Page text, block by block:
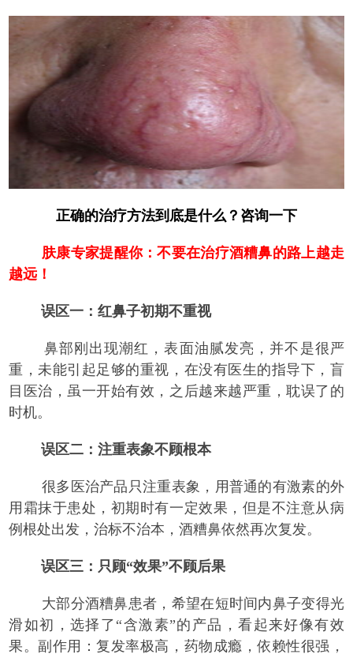
正确的治疗方法到底是什么？咨询一下
肤康专家提醒你：不要在治疗酒糟鼻的路上越走
越远！
误区一：红鼻子初期不重视
鼻部刚出现潮红，表面油腻发亮，并不是很严
重，未能引起足够的重视，在没有医生的指导下，盲
目医治，虽一开始有效，之后越来越严重，耽误了的
时机。
误区二：注重表象不顾根本
很多医治产品只注重表象，用普通的有激素的外
用霜抹于患处，初期时有一定效果，但是不注意从病
例根处出发，治标不治本，酒糟鼻依然再次复发。
误区三：只顾“效果”不顾后果
大部分酒糟鼻患者，希望在短时间内鼻子变得光
滑如初，选择了“含激素”的产品，看起来好像有效
果。副作用：复发率极高，药物成瘾，依赖性很强，